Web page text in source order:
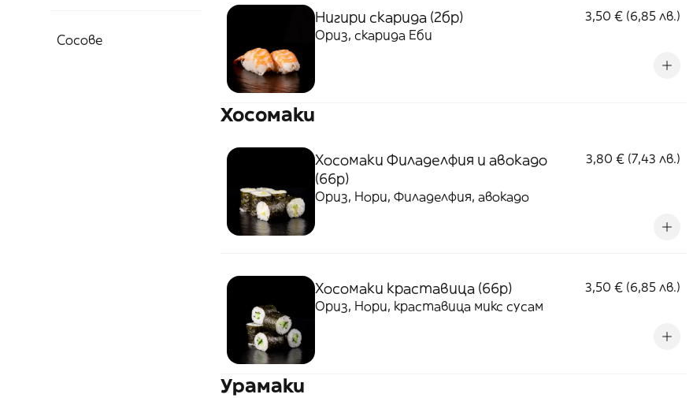
Сосове
Нигири скарида (2бр)
3,50 € (6,85 лв.)
Ориз, скарида Еби
Хосомаки
Хосомаки Филаделфия и авокадо
(66p)
3,80 € (7,43 лв.)
Ориз, Нори, Филаделфия, авокадо
Хосомаки краставица (66p)
3,50 € (6,85 лв.)
Ориз, Нори, краставица микс сусам
Урамаки